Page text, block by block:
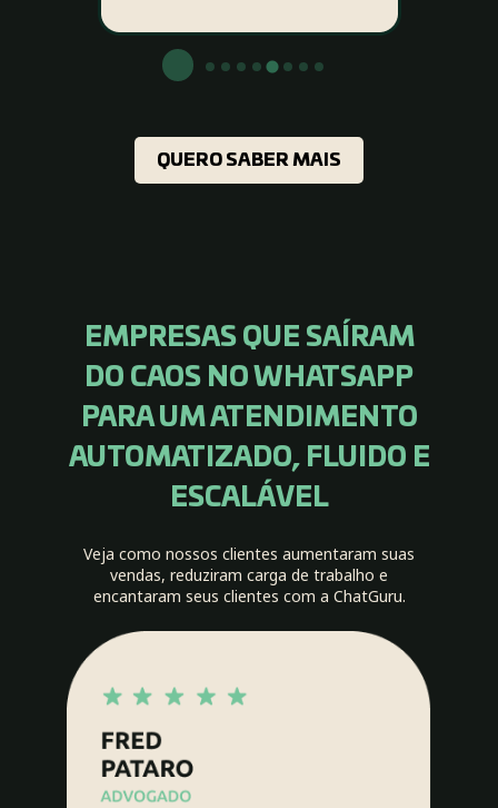
QUERO SABER MAIS
EMPRESAS QUE SAÍRAM
DO CAOS NO WHATSAPP
PARA UM ATENDIMENTO
AUTOMATIZADO, FLUIDO E
ESCALÁVEL
Veja como nossos clientes aumentaram suas
vendas, reduziram carga de trabalho e
encantaram seus clientes com a ChatGuru.